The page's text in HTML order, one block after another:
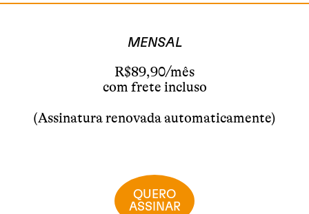
MENSAL
R$89,90/mês
com frete incluso
(Assinatura renovada automaticamente)
QUERO
ASSINAR